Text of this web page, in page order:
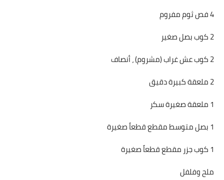
4 فص ثوم مفروم
2 كوب بصل صغير
2 كوب عش غراب (مشروم) ، أنصاف
2 ملعقة كبيرة دقيق
1 ملعقة صغيرة سكر
1 بصل متوسط مقطع قطعاً صغيرة
1 كوب جزر مقطع قطعاً صغيرة
ملح وفلفل